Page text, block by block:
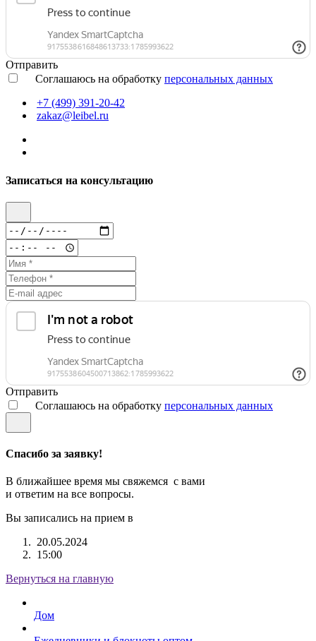
Отправить
Соглашаюсь на обработку персональных данных
+7 (499) 391-20-42
zakaz@leibel.ru
Записаться на консультацию
Отправить
Соглашаюсь на обработку персональных данных
Спасибо за заявку!
В ближайшее время мы свяжемся с вами
и ответим на все вопросы.
Вы записались на прием в
20.05.2024
15:00
Вернуться на главную
Дом